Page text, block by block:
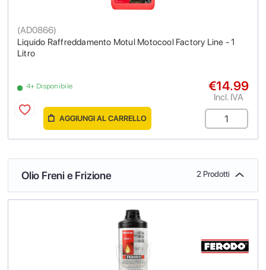
Liquido Raffreddamento Motul Motocool Factory Line - 1
Litro
(AD0866)
4+ Disponibile €14.99
Incl. IVA
AGGIUNGI AL CARRELLO
Olio Freni e Frizione 2 Prodotti